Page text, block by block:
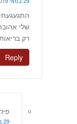
שלי
רק
Reply
29 במאי 2019 at 9:10